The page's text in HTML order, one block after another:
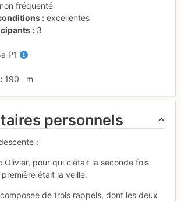
non fréquenté
excellentes
3
P1
190 m
personnels
:
Olivier, pour qui c'était la seconde fois
était la veille.
de trois rappels, dont les deux